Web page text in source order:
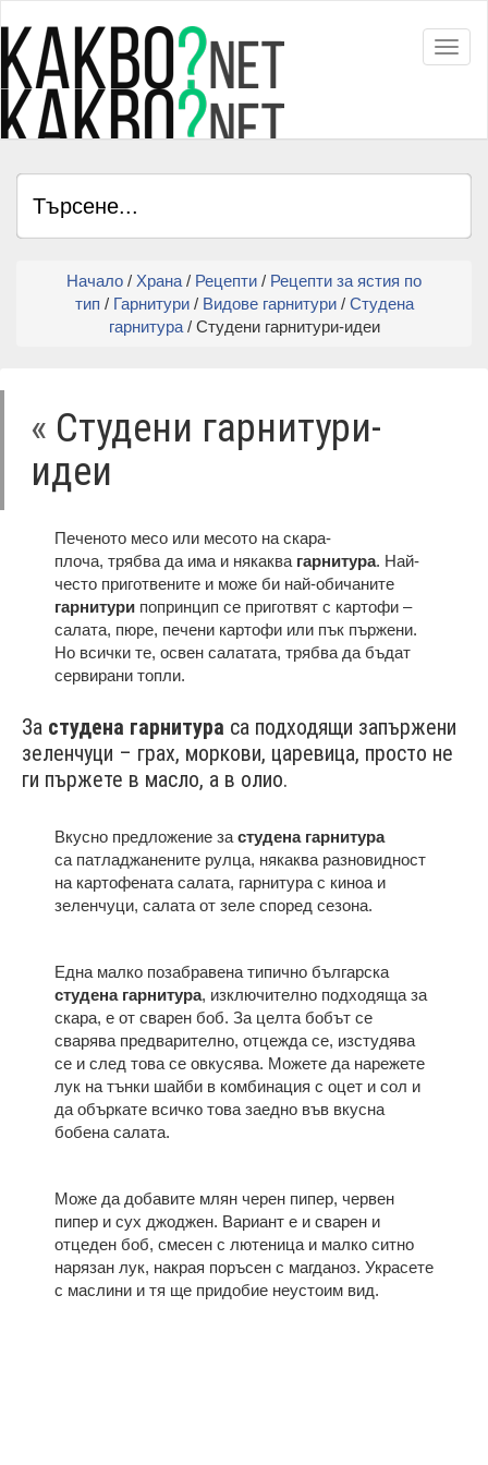
Начало / Храна / Рецепти / Рецепти за ястия по
тип / Гарнитури/ Видове гарнитури/ Студена
гарнитура/ Студени гарнитури-идеи
« Студени гарнитури-
идеи
Печеното месо или месото на скара-
плоча, трябва да има и някаква гарнитура. Най-
често приготвените и може би най-обичаните
гарнитури попринцип се приготвят с картофи –
салата, пюре, печени картофи или пък пържени.
Но всички те, освен салатата, трябва да бъдат
сервирани топли.
За студена гарнитура са подходящи запържени
зеленчуци – грах, моркови, царевица, просто не
ги пържете в масло, а в олио.
Вкусно предложение за студена гарнитура
са патладжанените рулца, някаква разновидност
на картофената салата, гарнитура с киноа и
зеленчуци, салата от зеле според сезона.
Една малко позабравена типично българска
студена гарнитура, изключително подходяща за
скара, е от сварен боб. За целта бобът се
сварява предварително, отцежда се, изстудява
се и след това се овкусява. Можете да нарежете
лук на тънки шайби в комбинация с оцет и сол и
да объркате всичко това заедно във вкусна
бобена салата.
Може да добавите млян черен пипер, червен
пипер и сух джоджен. Вариант е и сварен и
отцеден боб, смесен с лютеница и малко ситно
нарязан лук, накрая поръсен с магданоз. Украсете
с маслини и тя ще придобие неустоим вид.